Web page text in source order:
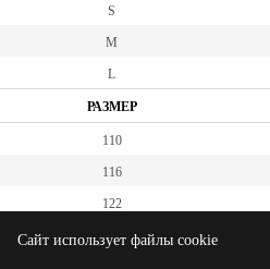
S
M
L
РАЗМЕР
110
116
122
116-122
Сайт использует файлы cookie